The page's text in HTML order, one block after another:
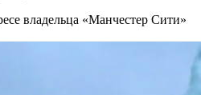
владельца «Манчестер Сити»